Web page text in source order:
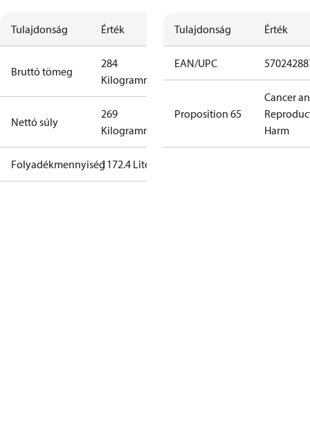
Tulajdonság Érték
Bruttó tömeg
284
Kilogramm
Nettó súly
269
Kilogramm
Folyadékmennyiség1172.4 Liter
Tulajdonság Érték
EAN/UPC
Proposition 65
Cancer
Harm